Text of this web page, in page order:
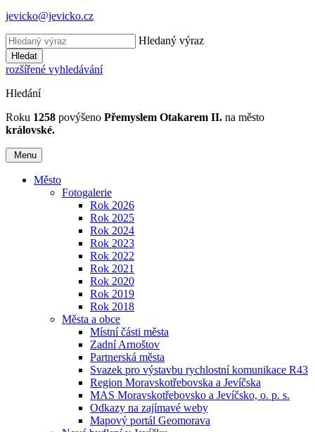
jevicko@jevicko.cz
Hledaný výraz
Hledat
rozšířené vyhledávání
Hledání
Roku 1258 povýšeno Přemyslem Otakarem II. na město
královské.
Menu
Město
Fotogalerie
Rok 2026
Rok 2025
Rok 2024
Rok 2023
Rok 2022
Rok 2021
Rok 2020
Rok 2019
Rok 2018
Města a obce
Místní části města
Zadní Arnoštov
Partnerská města
Svazek pro výstavbu rychlostní komunikace R43
Region Moravskotřebovska a Jevíčska
MAS Moravskotřebovsko a Jevíčsko, o. p. s.
Odkazy na zajímavé weby
Mapový portál Geomorava